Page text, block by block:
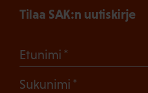
Tilaa SAK:n uutiskirje
Etunimi
Sukunimi